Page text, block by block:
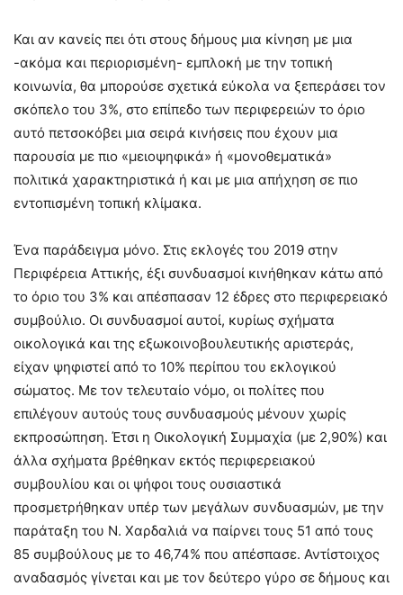
Και αν κανείς πει ότι στους δήμους μια κίνηση με μια
-ακόμα και περιορισμένη- εμπλοκή με την τοπική
κοινωνία, θα μπορούσε σχετικά εύκολα να ξεπεράσει τον
σκόπελο του 3%, στο επίπεδο των περιφερειών το όριο
αυτό πετσοκόβει μια σειρά κινήσεις που έχουν μια
παρουσία με πιο «μειοψηφικά» ή «μονοθεματικά»
πολιτικά χαρακτηριστικά ή και με μια απήχηση σε πιο
εντοπισμένη τοπική κλίμακα.
Ένα παράδειγμα μόνο. Στις εκλογές του 2019 στην
Περιφέρεια Αττικής, έξι συνδυασμοί κινήθηκαν κάτω από
το όριο του 3% και απέσπασαν 12 έδρες στο περιφερειακό
συμβούλιο. Οι συνδυασμοί αυτοί, κυρίως σχήματα
οικολογικά και της εξωκοινοβουλευτικής αριστεράς,
είχαν ψηφιστεί από το 10% περίπου του εκλογικού
σώματος. Με τον τελευταίο νόμο, οι πολίτες που
επιλέγουν αυτούς τους συνδυασμούς μένουν χωρίς
εκπροσώπηση. Έτσι η Οικολογική Συμμαχία (με 2,90%) και
άλλα σχήματα βρέθηκαν εκτός περιφερειακού
συμβουλίου και οι ψήφοι τους ουσιαστικά
προσμετρήθηκαν υπέρ των μεγάλων συνδυασμών, με την
παράταξη του Ν. Χαρδαλιά να παίρνει τους 51 από τους
85 συμβούλους με το 46,74% που απέσπασε. Αντίστοιχος
αναδασμός γίνεται και με τον δεύτερο γύρο σε δήμους και